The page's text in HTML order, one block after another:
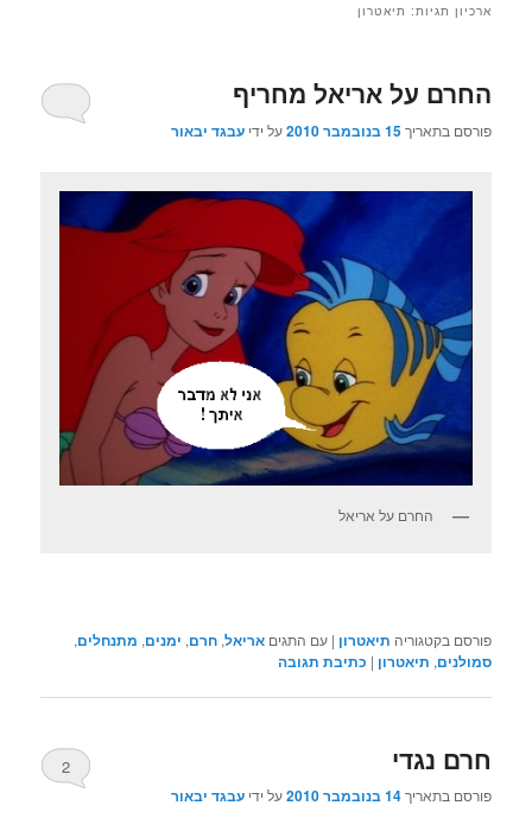
ארכיון תגיות: תיאטרון
החרם על אריאל מחריף
פורסם בתאריך15 בנובמבר 2010 על ידיעבגד יבאור
החרם על אריאל
פורסם בקטגוריה תיאטרון |עם התגים אריאל,חרם, ימנים, מתנחלים,
סמולנים, תיאטרון | כתיבת תגובה
חרם נגדי
פורסם בתאריך14 בנובמבר 2010 על ידיעבגד יבאור
2